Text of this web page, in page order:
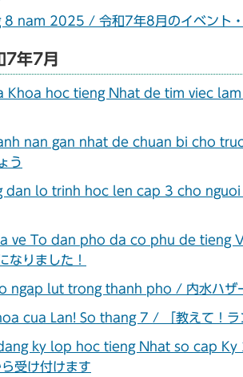
nam 2025 / 令和7年8月のイベント・
年7月
hoc tieng Nhat de tim viec lam /
nan gan nhat de chuan bi cho
う
lo trinh hoc len cap 3 cho nguoi
To dan pho da co phu de tieng
なりました！
lut trong thanh pho / 内水ハザー
cua Lan! So thang 7 / 「教えて！ラ
ky lop hoc tieng Nhat so cap
受け付けます